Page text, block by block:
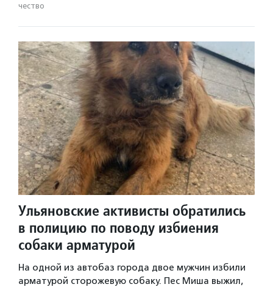
чест­во
Ульяновские активисты обратились
в полицию по поводу избиения
собаки арматурой
На одной из автобаз города двое мужчин избили
арматурой сторожевую собаку. Пес Миша выжил,